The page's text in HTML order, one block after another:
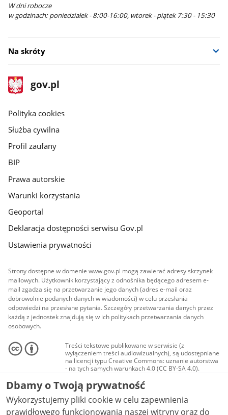
W dni robocze
w godzinach: poniedziałek - 8:00-16:00, wtorek - piątek 7:30 - 15:30
Na skróty
stopka
gov.pl
Strona
gov.pl
gov.pl
Polityka cookies
Służba cywilna
Profil zaufany
BIP
Prawa autorskie
Warunki korzystania
Geoportal
Deklaracja dostępności serwisu Gov.pl
Ustawienia prywatności
Strony dostępne w domenie www.gov.pl mogą zawierać adresy skrzynek
mailowych. Użytkownik korzystający z odnośnika będącego adresem e-
mail zgadza się na przetwarzanie jego danych (adres e-mail oraz
dobrowolnie podanych danych w wiadomości) w celu przesłania
odpowiedzi na przesłane pytania. Szczegóły przetwarzania danych przez
każdą z jednostek znajdują się w ich politykach przetwarzania danych
osobowych.
Treści tekstowe publikowane w serwisie (z
wyłączeniem treści audiowizualnych), są udostępniane
na licencji typu Creative Commons: uznanie autorstwa
- na tych samych warunkach 4.0 (CC BY-SA 4.0).
Materiały audiowizualne, w tym zdjęcia, materiały
audio i wideo, są udostępniane na licencji typu
Creative Commons: uznanie autorstwa użycie
niekomercyjne - bez utworów zależnych 4.0 (CC BY-
NC-ND 4.0), o ile nie jest to stwierdzone inaczej.
Dbamy o Twoją prywatność
Wykorzystujemy pliki cookie w celu zapewnienia
prawidłowego funkcjonowania naszej witryny oraz do